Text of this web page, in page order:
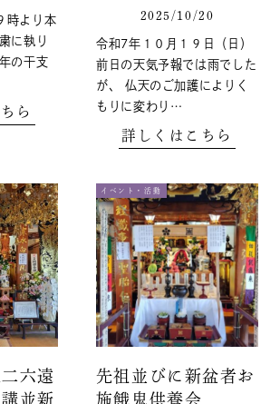
時より本
に執り
の干支
ら
2025/10/20
令和7年１０月１９日（日）
前日の天気予報では雨でした
が、 仏天のご加護によりく
もりに変わり…
詳しくはこちら
六遠
並新
イベント・活動
先祖並びに新盆者お
施餓鬼供養会